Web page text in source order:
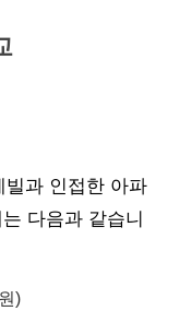
빌과 인접한 아파
다음과 같습니
)